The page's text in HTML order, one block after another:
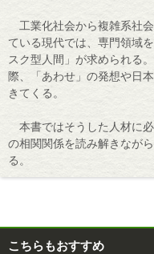
工業化社会から複雑系社
ている現代では、専門領域
スク型人間」が求められる
際、「あわせ」の発想や日
きてくる。
本書ではそうした人材に
の相関関係を読み解きなが
る。
こちらもおすすめ